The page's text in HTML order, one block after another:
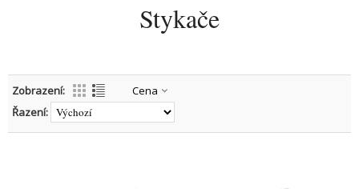
Stykače
Zobrazení:
Cena
Řazení: